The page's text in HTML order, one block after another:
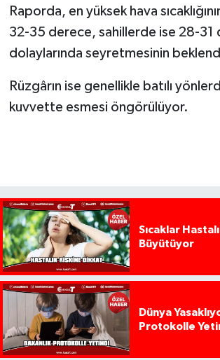
Raporda, en yüksek hava
32-35 derece, sahillerde ise 28-31
dolaylarında seyretmesinin
Rüzgârın ise genellikle batılı
kuvvette esmesi öngörülüyor.
Sıcaklar
Büyütüyor
Dünya
Protokolle